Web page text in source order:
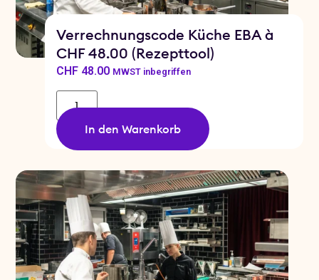
Verrechnungscode Küche EBA à
CHF 48.00 (Rezepttool)
CHF48.00 MWST inbegriffen
In den Warenkorb